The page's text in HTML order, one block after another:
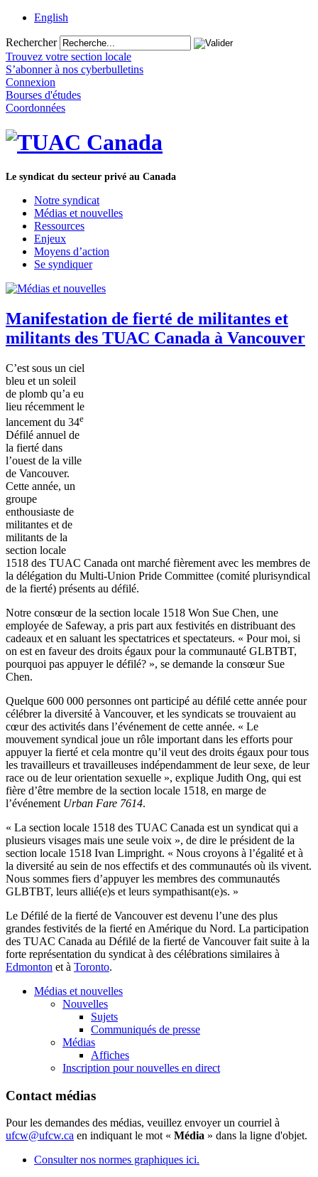
English
Rechercher
Trouvez votre section locale
S’abonner à nos cyberbulletins
Connexion
Bourses d'études
Coordonnées
Le syndicat du secteur privé au Canada
Notre syndicat
Médias et nouvelles
Ressources
Enjeux
Moyens d’action
Se syndiquer
Manifestation de fierté de militantes et
militants des TUAC Canada à Vancouver
C’est sous un ciel
bleu et un soleil
de plomb qu’a eu
lieu récemment le
lancement du 34e
Défilé annuel de
la fierté dans
l’ouest de la ville
de Vancouver.
Cette année, un
groupe
enthousiaste de
militantes et de
militants de la
section locale
1518 des TUAC Canada ont marché fièrement avec les membres de
la délégation du Multi-Union Pride Committee (comité plurisyndical
de la fierté) présents au défilé.
Notre consœurde la section locale 1518 Won Sue Chen, une
employée de Safeway, a pris part aux festivités en distribuant des
cadeaux et en saluant les spectatrices et spectateurs. « Pourmoi, si
on est en faveurdes droits égaux pour la communauté GLBTBT,
pourquoi pas appuyerle défilé? », se demande la consœurSue
Chen.
Quelque 600 000 personnes ont participé au défilé cette année pour
célébrerla diversité à Vancouver, et les syndicats se trouvaient au
cœurdes activités dans l’événement de cette année. « Le
mouvement syndical joue un rôle important dans les efforts pour
appuyerla fierté et cela montre qu’il veut des droits égaux pourtous
les travailleurs et travailleuses indépendamment de leur sexe, de leur
race ou de leurorientation sexuelle », explique Judith Ong, qui est
fière d’être membre de la section locale 1518, en marge de
l’événement Urban Fare 7614.
« La section locale 1518 des TUAC Canada est un syndicat qui a
plusieurs visages mais une seule voix », de dire le président de la
section locale 1518 Ivan Limpright. « Nous croyons à l’égalité et à
la diversité au sein de nos effectifs et des communautés où ils vivent.
Nous sommes fiers d’appuyerles membres des communautés
GLBTBT, leurs allié(e)s et leurs sympathisant(e)s. »
Le Défilé de la fierté de Vancouverest devenu l’une des plus
grandes festivités de la fierté en Amérique du Nord. La participation
des TUAC Canada au Défilé de la fierté de Vancouver fait suite à la
forte représentation du syndicat à des célébrations similaires à
Edmonton et à Toronto.
Médias et nouvelles
Nouvelles
Sujets
Communiqués de presse
Médias
Affiches
Inscription pour nouvelles en direct
Contact médias
Pour les demandes des médias, veuillez envoyer un courriel à
ufcw@ufcw.ca en indiquant le mot « Média » dans la ligne d'objet.
Consulter nos normes graphiques ici.